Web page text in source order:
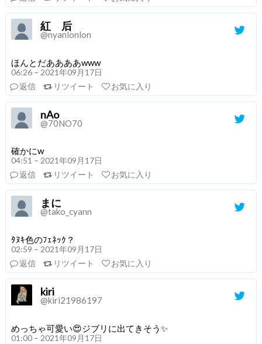
紅 后
@nyanlonlon
ほんとだああああwww
06:26 – 2021年09月17日
返信
リツイート お気に入り
nAo
@70NO70
確かにw
04:51 – 2021年09月17日
返信
リツイート お気に入り
まに
@tako_cyann
ﾀﾇｷ色のﾌｪﾈｯｸ？
02:59 – 2021年09月17日
返信
リツイート お気に入り
kiri
@kiri21986197
めっちゃ可愛い😍ジブリに出てきそう✨
01:00 – 2021年09月17日